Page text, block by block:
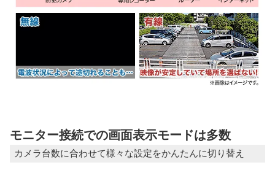
モニター接続での画面表示モードは多数
カメラ台数に合わせて様々な設定をかんたんに切り替え